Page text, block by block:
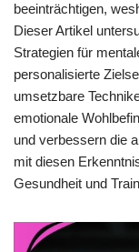
beeinträchtigen,
Dieser Artikel
Strategien für
personalisierte
umsetzbare
emotionale
und verbessern die
mit diesen
Gesundheit und